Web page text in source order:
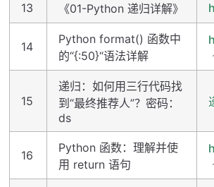
13 《01-Python 递归详解》
14
Python format() 函数中
的“{:50}“语法详解
15
递归：如何用三行代码找
到“最终推荐人”？密码：
ds
16
Python 函数：理解并使
用 return 语句